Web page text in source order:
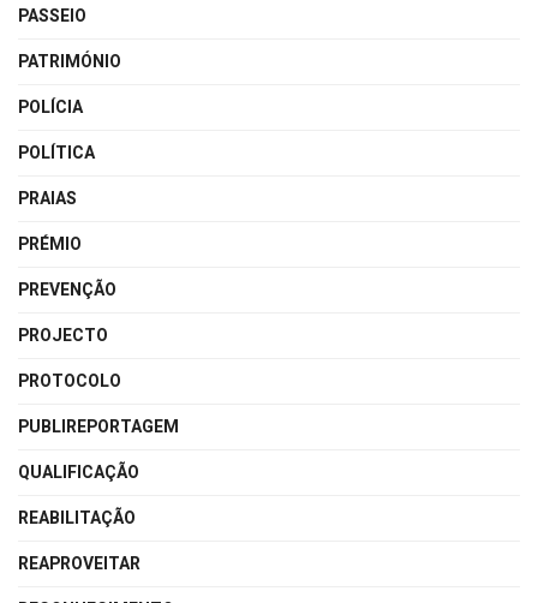
PASSEIO
PATRIMÓNIO
POLÍCIA
POLÍTICA
PRAIAS
PRÉMIO
PREVENÇÃO
PROJECTO
PROTOCOLO
PUBLIREPORTAGEM
QUALIFICAÇÃO
REABILITAÇÃO
REAPROVEITAR